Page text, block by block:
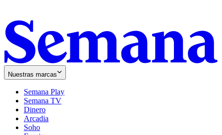
Nuestras marcas
Semana Play
Semana TV
Dinero
Arcadia
Soho